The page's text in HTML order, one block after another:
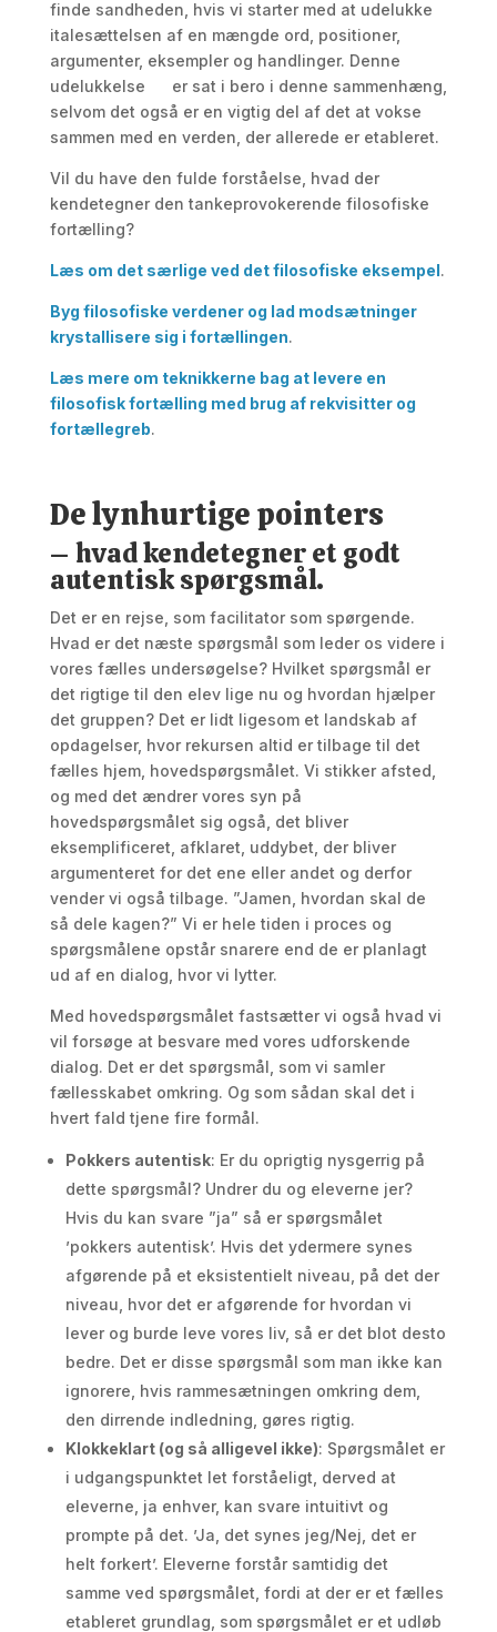
finde sandheden, hvis vi starter med at udelukke
italesættelsen af en mængde ord, positioner,
argumenter, eksempler og handlinger. Denne
udelukkelse er sat i bero i denne sammenhæng,
selvom det også er en vigtig del af det at vokse
sammen med en verden, der allerede er etableret.
Vil du have den fulde forståelse, hvad der
kendetegner den tankeprovokerende filosofiske
fortælling?
Læs om det særlige ved det filosofiske eksempel.
Byg filosofiske verdener og lad modsætninger
krystallisere sig i fortællingen.
Læs mere om teknikkerne bag at levere en
filosofisk fortælling med brug af rekvisitter og
fortællegreb.
De lynhurtige pointers
– hvad kendetegner et godt
autentisk spørgsmål.
Det er en rejse, som facilitator som spørgende.
Hvad er det næste spørgsmål som leder os videre i
vores fælles undersøgelse? Hvilket spørgsmål er
det rigtige til den elev lige nu og hvordan hjælper
det gruppen? Det er lidt ligesom et landskab af
opdagelser, hvor rekursen altid er tilbage til det
fælles hjem, hovedspørgsmålet. Vi stikker afsted,
og med det ændrer vores syn på
hovedspørgsmålet sig også, det bliver
eksemplificeret, afklaret, uddybet, der bliver
argumenteret for det ene eller andet og derfor
vender vi også tilbage. ”Jamen, hvordan skal de
så dele kagen?” Vi er hele tiden i proces og
spørgsmålene opstår snarere end de er planlagt
ud af en dialog, hvor vi lytter.
Med hovedspørgsmålet fastsætter vi også hvad vi
vil forsøge at besvare med vores udforskende
dialog. Det er det spørgsmål, som vi samler
fællesskabet omkring. Og som sådan skal det i
hvert fald tjene fire formål.
Pokkers autentisk: Er du oprigtig nysgerrig på
dette spørgsmål? Undrer du og eleverne jer?
Hvis du kan svare ”ja” så er spørgsmålet
’pokkers autentisk’. Hvis det ydermere synes
afgørende på et eksistentielt niveau, på det der
niveau, hvor det er afgørende for hvordan vi
lever og burde leve vores liv, så er det blot desto
bedre. Det er disse spørgsmål som man ikke kan
ignorere, hvis rammesætningen omkring dem,
den dirrende indledning, gøres rigtig.
Klokkeklart (og så alligevel ikke): Spørgsmålet er
i udgangspunktet let forståeligt, derved at
eleverne, ja enhver, kan svare intuitivt og
prompte på det. ’Ja, det synes jeg/Nej, det er
helt forkert’. Eleverne forstår samtidig det
samme ved spørgsmålet, fordi at der er et fælles
etableret grundlag, som spørgsmålet er et udløb